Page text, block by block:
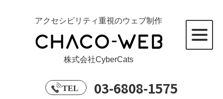
アクセシビリティ重視のウェブ制作
株式会社CyberCats
TEL 03-6808-1575